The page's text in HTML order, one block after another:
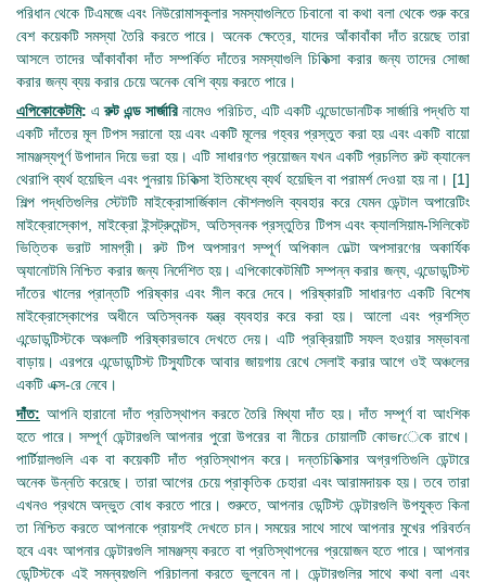
পরিধান থেকে টিএমজে এবং নিউরোমাসকুলার সমস্যাগুলিতে চিবানো বা কথা বলা থেকে শুরু করে
বেশ কয়েকটি সমস্যা তৈরি করতে পারে। অনেক ক্ষেত্রে, যাদের আঁকাবাঁকা দাঁত রয়েছে তারা
আসলে তাদের আঁকাবাঁকা দাঁত সম্পর্কিত দাঁতের সমস্যাগুলি চিকিত্সা করার জন্য তাদের সোজা
করার জন্য ব্যয় করার চেয়ে অনেক বেশি ব্যয় করতে পারে।
এপিকোকেটমি:এরুট এন্ড সার্জারিনামেও পরিচিত, এটি একটি এন্ডোডোনটিক সার্জারি পদ্ধতি যা
একটি দাঁতের মূল টিপস সরানো হয় এবং একটি মূলের গহ্বর প্রস্তুত করা হয় এবং একটি বায়ো
সামঞ্জস্যপূর্ণ উপাদান দিয়ে ভরা হয়। এটি সাধারণত প্রয়োজন যখন একটি প্রচলিত রুট ক্যানেল
থেরাপি ব্যর্থ হয়েছিল এবং পুনরায় চিকিত্সা ইতিমধ্যে ব্যর্থ হয়েছিল বা পরামর্শ দেওয়া হয় না। [1]
শিল্প পদ্ধতিগুলির স্টেটটি মাইক্রোসার্জিকাল কৌশলগুলি ব্যবহার করে যেমন ডেন্টাল অপারেটিং
মাইক্রোস্কোপ, মাইক্রো ইন্সট্রুমেন্টস, অতিস্বনক প্রস্তুতির টিপস এবং ক্যালসিয়াম-সিলিকেট
ভিত্তিক ভরাট সামগ্রী। রুট টিপ অপসারণ সম্পূর্ণ অপিকাল ডেল্টা অপসারণের অকার্যিক
অ্যানোটমি নিশ্চিত করার জন্য নির্দেশিত হয়। এপিকোকেটমিটি সম্পন্ন করার জন্য, এন্ডোডন্টিস্ট
দাঁতের খালের প্রান্তটি পরিষ্কার এবং সীল করে দেবে। পরিষ্কারটি সাধারণত একটি বিশেষ
মাইক্রোস্কোপের অধীনে অতিস্বনক যন্ত্র ব্যবহার করে করা হয়। আলো এবং প্রশস্তি
এন্ডোডন্টিস্টকে অঞ্চলটি পরিষ্কারভাবে দেখতে দেয়। এটি প্রক্রিয়াটি সফল হওয়ার সম্ভাবনা
বাড়ায়। এরপরে এন্ডোডন্টিস্ট টিস্যুটিকে আবার জায়গায় রেখে সেলাই করার আগে ওই অঞ্চলের
একটি এক্স-রে নেবে।
দাঁত: আপনি হারানো দাঁত প্রতিস্থাপন করতে তৈরি মিথ্যা দাঁত হয়। দাঁত সম্পূর্ণ বা আংশিক
হতে পারে। সম্পূর্ণ ডেন্টারগুলি আপনার পুরো উপরের বা নীচের চোয়ালটি কোভrেকে রাখে।
পার্টিয়ালগুলি এক বা কয়েকটি দাঁত প্রতিস্থাপন করে। দন্তচিকিত্সার অগ্রগতিগুলি ডেন্টারে
অনেক উন্নতি করেছে। তারা আগের চেয়ে প্রাকৃতিক চেহারা এবং আরামদায়ক হয়। তবে তারা
এখনও প্রথমে অদ্ভুত বোধ করতে পারে। শুরুতে, আপনার ডেন্টিস্ট ডেন্টারগুলি উপযুক্ত কিনা
তা নিশ্চিত করতে আপনাকে প্রায়শই দেখতে চান। সময়ের সাথে সাথে আপনার মুখের পরিবর্তন
হবে এবং আপনার ডেন্টারগুলি সামঞ্জস্য করতে বা প্রতিস্থাপনের প্রয়োজন হতে পারে। আপনার
ডেন্টিস্টকে এই সমন্বয়গুলি পরিচালনা করতে ভুলবেন না। ডেন্টারগুলির সাথে কথা বলা এবং